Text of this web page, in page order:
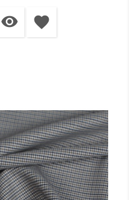
 favorite